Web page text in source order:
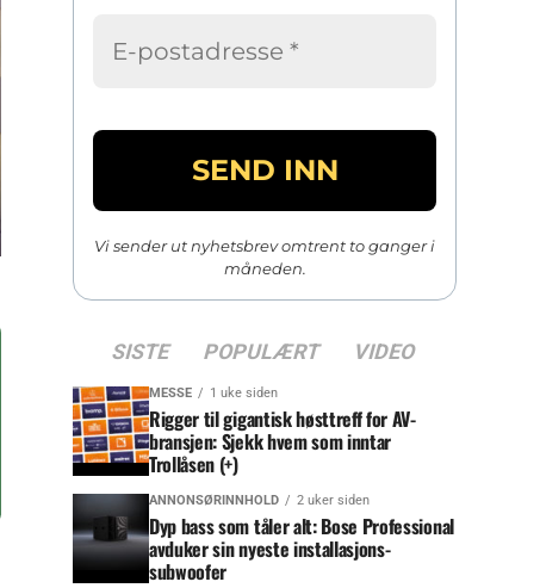
Vi sender ut nyhetsbrev omtrent to ganger i
måneden.
SISTE POPULÆRT VIDEO
MESSE 1 uke siden
Rigger til gigantisk høsttreff for AV-
bransjen: Sjekk hvem som inntar
Trollåsen (+)
ANNONSØRINNHOLD 2 uker siden
Dyp bass som tåler alt: Bose Professional
avduker sin nyeste installasjons-
subwoofer